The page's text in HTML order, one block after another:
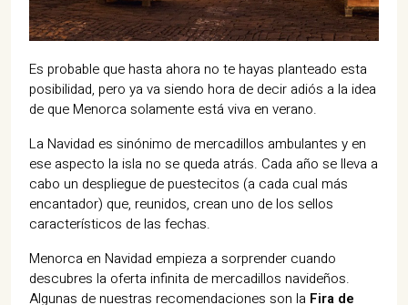
Es probable que hasta ahora no te hayas planteado esta
posibilidad, pero ya va siendo hora de decir adiós a la idea
de que Menorca solamente está viva en verano.
La Navidad es sinónimo de mercadillos ambulantes y en
ese aspecto la isla no se queda atrás. Cada año se lleva a
cabo un despliegue de puestecitos (a cada cual más
encantador) que, reunidos, crean uno de los sellos
característicos de las fechas.
Menorca en Navidad empieza a sorprender cuando
descubres la oferta infinita de mercadillos navideños.
Algunas de nuestras recomendaciones son la Fira de